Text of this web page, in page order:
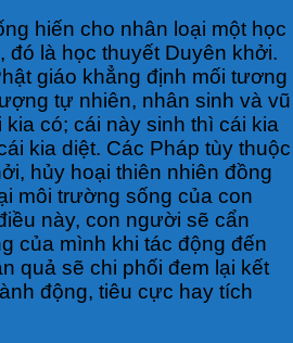
hiến cho nhân loại một học
đó là học thuyết Duyên khởi.
giáo khẳng định mối tương
tự nhiên, nhân sinh và vũ
có; cái này sinh thì cái kia
kia diệt. Các Pháp tùy thuộc
hủy hoại thiên nhiên đồng
môi trường sống của con
này, con người sẽ cẩn
của mình khi tác động đến
quả sẽ chi phối đem lại kết
động, tiêu cực hay tích